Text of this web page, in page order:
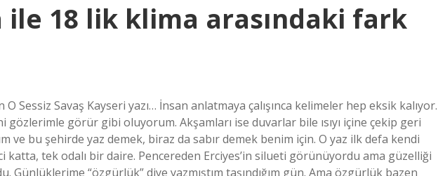
18 lik klima arasındaki fark
O Sessiz Savaş Kayseri yazı… İnsan anlatmaya çalışınca kelimeler hep eksik kalıyor.
görür gibi oluyorum. Akşamları ise duvarlar bile ısıyı içine çekip geri
ve bu şehirde yaz demek, biraz da sabır demek benim için. O yaz ilk defa kendi
katta, tek odalı bir daire. Pencereden Erciyes’in silueti görünüyordu ama güzelliği
Günlüklerime “özgürlük” diye yazmıştım taşındığım gün. Ama özgürlük bazen